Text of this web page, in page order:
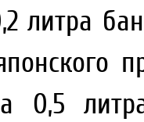
литра
0,5 литра